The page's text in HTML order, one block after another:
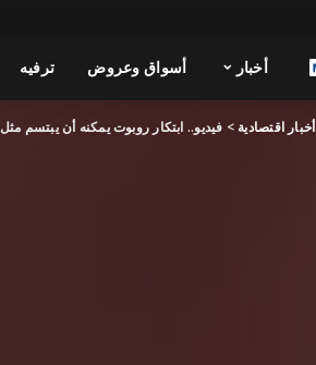
أخبار أسواق وعروض ترفيه
أخبار اقتصادية > فيديو.. ابتكار روبوت يمكنه أن يبتسم